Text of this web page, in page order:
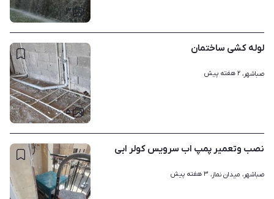
۳
۵
لوله کشی ساختمان
صباشهر، ۲ هفته پیش
نصب وتعمیر پمپ اب سرویس کولر ابی
صباشهر، میدان نماز، ۳ هفته پیش